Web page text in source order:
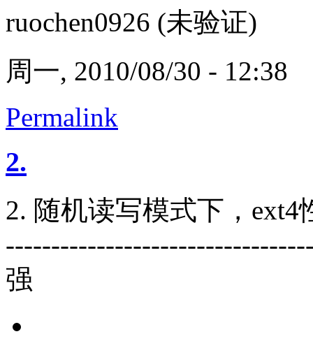
ruochen0926 (未验证)
周一, 2010/08/30 - 12:38
Permalink
2.
2. 随机读写模式下，
强